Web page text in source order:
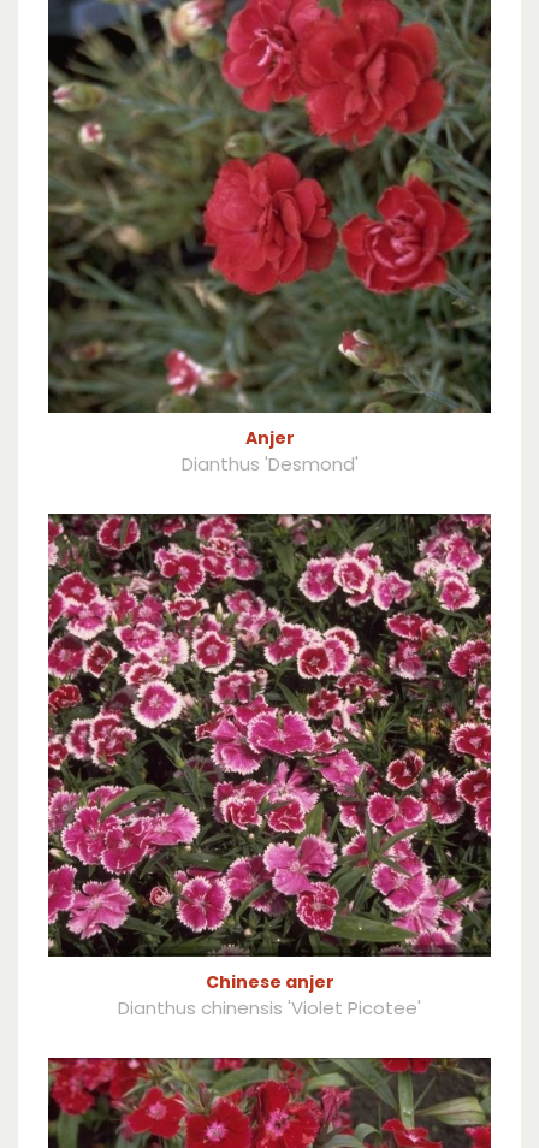
Anjer
Dianthus 'Desmond'
Chinese anjer
Dianthus chinensis 'Violet Picotee'